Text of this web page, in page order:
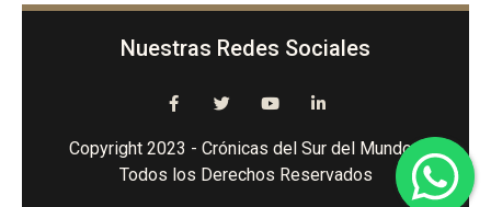
Nuestras Redes Sociales
Copyright 2023 - Crónicas del Sur del Mundo -
Todos los Derechos Reservados